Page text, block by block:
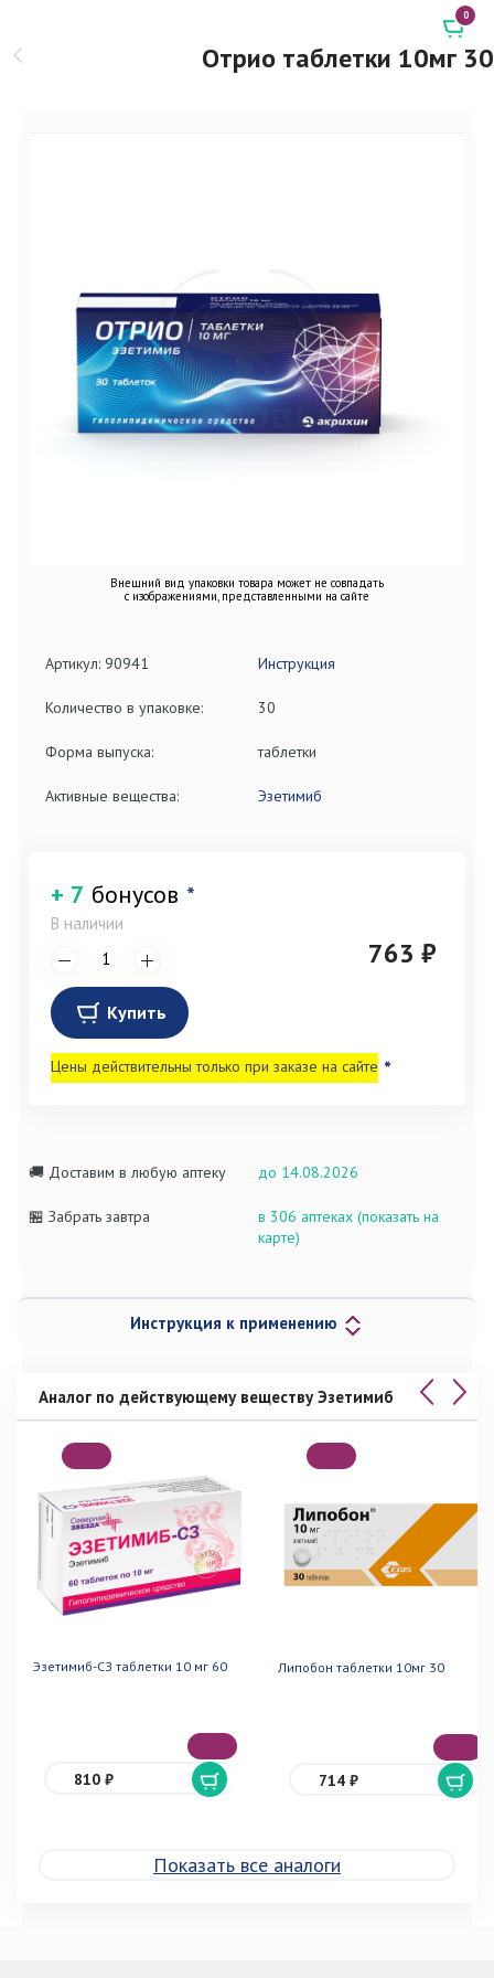
Отрио таблетки 10мг 30
0
Внешний вид упаковки товара может не совпадать
с изображениями, представленными на сайте
Артикул: 90941 Инструкция
Количество в упаковке: 30
Форма выпуска: таблетки
Активные вещества: Эзетимиб
+ 7 бонусов *
В наличии
763 ₽
Купить
Цены действительны только при заказе на сайте *
🚚 Доставим в любую аптеку до 14.08.2026
🏪 Забрать завтра
в 306 аптеках (показать на
карте)
Инструкция к применению
Аналог по действующему веществу Эзетимиб
Эзетимиб-СЗ таблетки 10 мг 60
810 ₽
Липобон таблетки 10мг 30
714 ₽
Показать все аналоги